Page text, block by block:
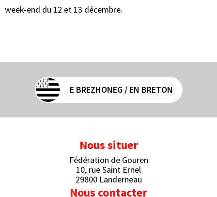
week-end du 12 et 13 décembre.
E BREZHONEG / EN BRETON
Nous situer
Fédération de Gouren
10, rue Saint Ernel
29800 Landerneau
Nous contacter